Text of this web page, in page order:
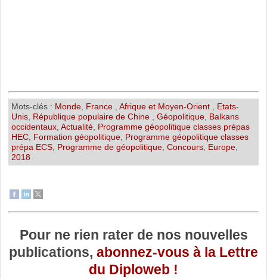
Mots-clés : Monde, France , Afrique et Moyen-Orient , Etats-
Unis, République populaire de Chine , Géopolitique, Balkans
occidentaux, Actualité, Programme géopolitique classes prépas
HEC, Formation géopolitique, Programme géopolitique classes
prépa ECS, Programme de géopolitique, Concours, Europe,
2018
Pour ne rien rater de nos nouvelles
publications, abonnez-vous à la Lettre
du Diploweb !